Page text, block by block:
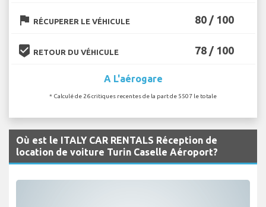
flag RÉCUPERER LE VÉHICULE 80 / 100
beenhere RETOUR DU VÉHICULE 78 / 100
A L'aérogare
* Calculé de 26 critiques recentes de la part de 5507 le totale
Où est le ITALY CAR RENTALS Réception de
location de voiture Turin Caselle Aéroport?